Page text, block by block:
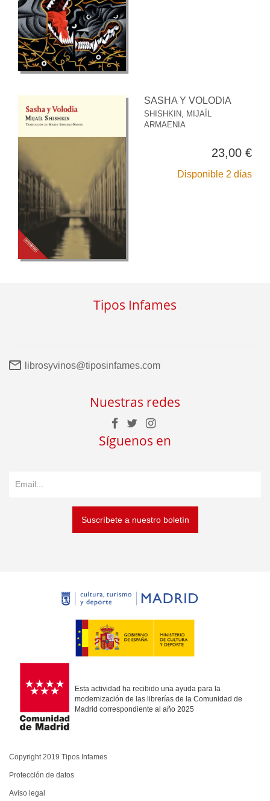
SASHA Y VOLODIA
SHISHKIN, MIJAÍL
ARMAENIA
23,00 €
Disponible 2 días
Tipos Infames
librosyvinos@tiposinfames.com
Nuestras redes
Síguenos en
Suscríbete a nuestro boletín
Esta actividad ha recibido una ayuda para la
modernización de las librerías de la Comunidad de
Madrid correspondiente al año 2025
Copyright 2019 Tipos Infames
Protección de datos
Aviso legal